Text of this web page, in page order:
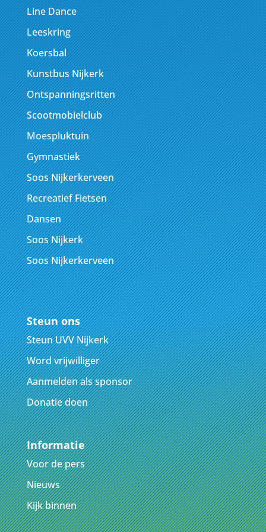
Line Dance
Leeskring
Koersbal
Kunstbus Nijkerk
Ontspanningsritten
Scootmobielclub
Moespluktuin
Gymnastiek
Soos Nijkerkerveen
Recreatief Fietsen
Dansen
Soos Nijkerk
Soos Nijkerkerveen
Steun ons
Steun UVV Nijkerk
Word vrijwilliger
Aanmelden als sponsor
Donatie doen
Informatie
Voor de pers
Nieuws
Kijk binnen